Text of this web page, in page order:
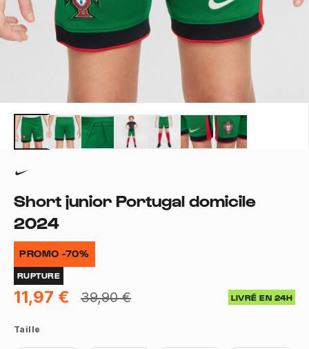
Short junior Portugal domicile
2024
PROMO -70%
RUPTURE
11,97 € 39,90 € LIVRÉ EN 24H
Taille